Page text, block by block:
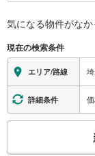
る
報
気になる物件がなか
現在の検索条件
エリア/路線
詳細条件